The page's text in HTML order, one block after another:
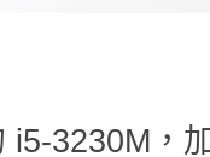
i5-3230M，